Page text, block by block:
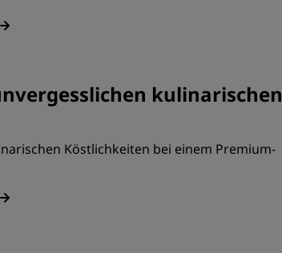
kulinarischen
Köstlichkeiten bei einem Premium-